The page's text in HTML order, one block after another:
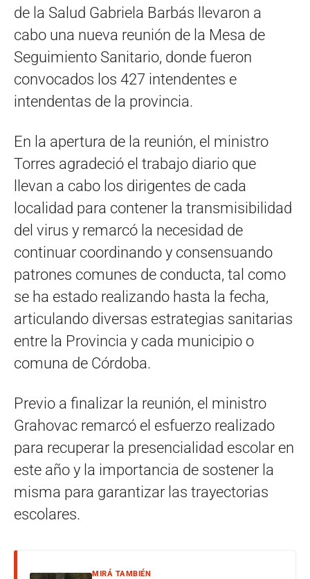
de la Salud Gabriela Barbás llevaron a
cabo una nueva reunión de la Mesa de
Seguimiento Sanitario, donde fueron
convocados los 427 intendentes e
intendentas de la provincia.
En la apertura de la reunión, el ministro
Torres agradeció el trabajo diario que
llevan a cabo los dirigentes de cada
localidad para contener la transmisibilidad
del virus y remarcó la necesidad de
continuar coordinando y consensuando
patrones comunes de conducta, tal como
se ha estado realizando hasta la fecha,
articulando diversas estrategias sanitarias
entre la Provincia y cada municipio o
comuna de Córdoba.
Previo a finalizar la reunión, el ministro
Grahovac remarcó el esfuerzo realizado
para recuperar la presencialidad escolar en
este año y la importancia de sostener la
misma para garantizar las trayectorias
escolares.
MIRÁ TAMBIÉN